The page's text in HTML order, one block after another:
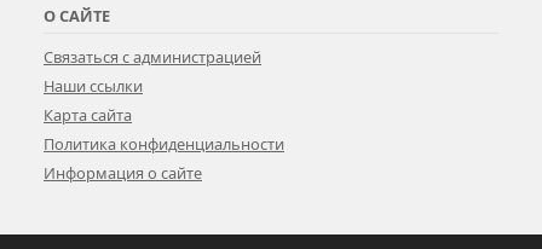
О САЙТЕ
Связаться с администрацией
Наши ссылки
Карта сайта
Политика конфиденциальности
Информация о сайте